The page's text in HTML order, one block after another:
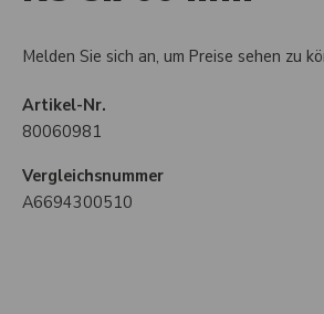
Melden Sie sich an, um Preise sehen zu
Artikel-Nr.
80060981
Vergleichsnummer
A6694300510